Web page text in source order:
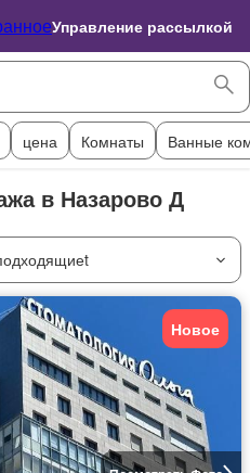
Управление рассылкой
цена Комнаты Ванные
в Назарово Д
Новое